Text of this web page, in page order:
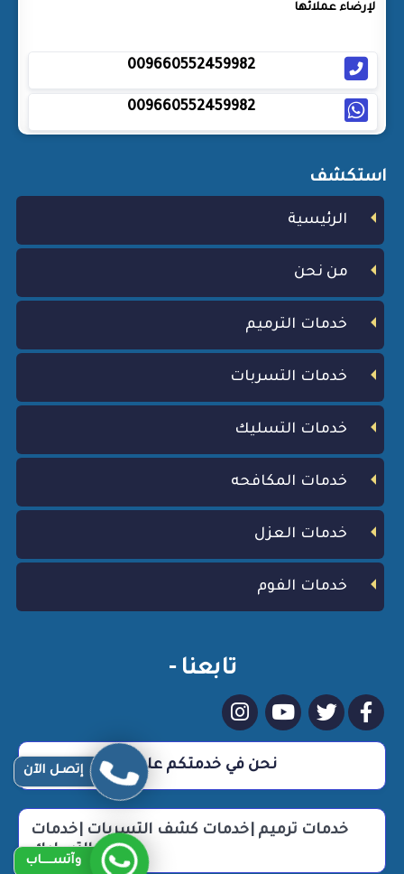
لإرضاء عملائها
009660552459982
009660552459982
استكشف
الرئيسية
من نحن
خدمات الترميم
خدمات التسربات
خدمات التسليك
خدمات المكافحه
خدمات العزل
خدمات الفوم
تابعنا -
نحن في خدمتكم علي مدار 24 ساعة
خدمات ترميم |خدمات كشف التسربات |خدمات
التسليك
إتصـل الآن
وآتســــاب